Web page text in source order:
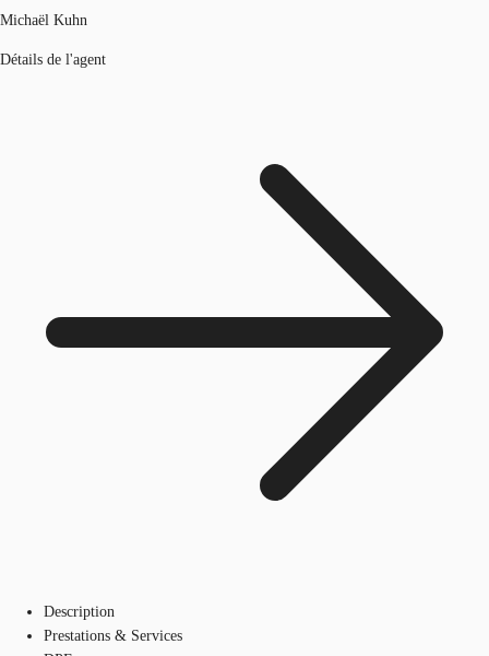
Michaël Kuhn
Détails de l'agent
Description
Prestations & Services